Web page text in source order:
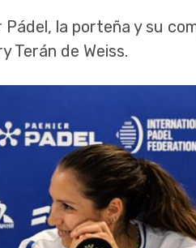
Pádel, la porteña y su
Terán de Weiss.